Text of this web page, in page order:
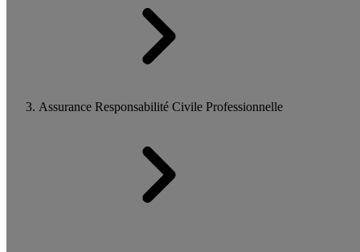
Assurance Responsabilité Civile Professionnelle